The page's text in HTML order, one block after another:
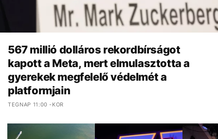
567 millió dolláros rekordbírságot
kapott a Meta, mert elmulasztotta a
gyerekek megfelelő védelmét a
platformjain
TEGNAP 11:00 -KOR